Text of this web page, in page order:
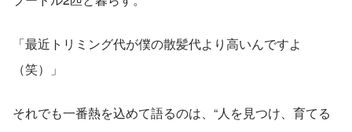
「最近トリミング代が僕の散髪代より高いんですよ
（笑）」
それでも一番熱を込めて語るのは、“人を見つけ、育てる